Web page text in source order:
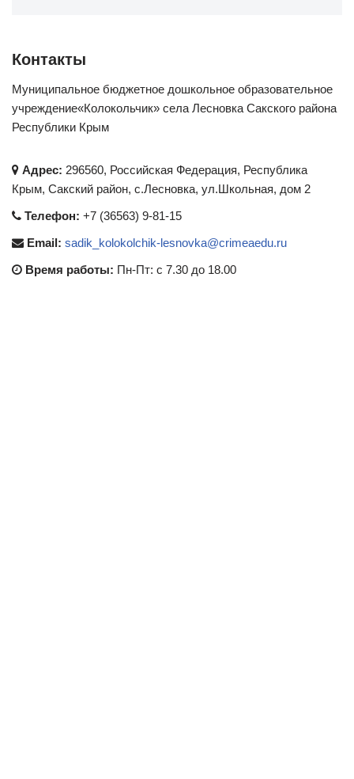
Контакты
Муниципальное бюджетное дошкольное образовательное
учреждение«Колокольчик» села Лесновка Сакского района
Республики Крым
Адрес: 296560, Российская Федерация, Республика
Крым, Сакский район, с.Лесновка, ул.Школьная, дом 2
Телефон: +7 (36563) 9-81-15
Email: sadik_kolokolchik-lesnovka@crimeaedu.ru
Время работы: Пн-Пт: с 7.30 до 18.00